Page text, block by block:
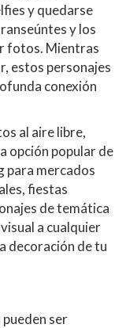
y quedarse
y los
fotos. Mientras
estos personajes
conexión
al aire libre,
opción popular de
para mercados
fiestas
de temática
a cualquier
decoración de tu
ser